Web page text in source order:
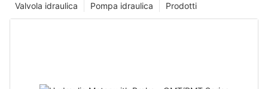
Prodotti
Pompa idraulica
Valvola idraulica